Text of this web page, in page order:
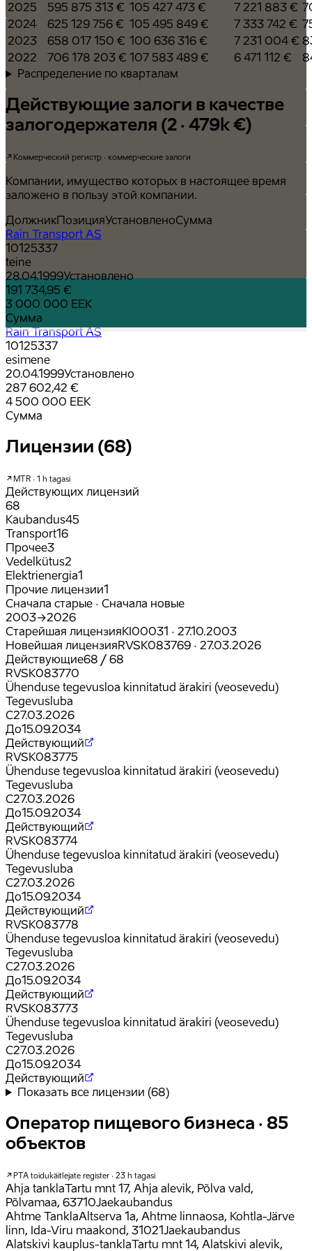
2025
595 875 313 € 105 427 473 € 7 221 883 €
2024
625 129 756 € 105 495 849 € 7 333 742 €
2023
658 017 150 € 100 636 316 € 7 231 004 €
2022
706 178 203 € 107 583 489 € 6 471 112 €
Распределение по кварталам
Действующие залоги в качестве
залогодержателя (2 · 479k €)
Коммерческий регистр · коммерческие залоги
Компании, имущество которых в настоящее время
заложено в пользу этой компании.
ДолжникПозицияУстановленоСумма
Rain Transport AS
10125337
teine
28.04.1999Установлено
191 734,95 €
3 000 000 EEK
Сумма
Rain Transport AS
10125337
esimene
20.04.1999Установлено
287 602,42 €
4 500 000 EEK
Сумма
Лицензии (68)
MTR · 1 h tagasi
Действующих лицензий
68
Kaubandus45
Transport16
Прочее3
Vedelkütus2
Elektrienergia1
Прочие лицензии1
Сначала старые · Сначала новые
2003→2026
Старейшая лицензияKI00031 · 27.10.2003
Новейшая лицензияRVSK083769 · 27.03.2026
Действующие68 / 68
RVSK083770
Ühenduse tegevusloa kinnitatud ärakiri (veosevedu)
Tegevusluba
С27.03.2026
До15.09.2034
Действующий
RVSK083775
Ühenduse tegevusloa kinnitatud ärakiri (veosevedu)
Tegevusluba
С27.03.2026
До15.09.2034
Действующий
RVSK083774
Ühenduse tegevusloa kinnitatud ärakiri (veosevedu)
Tegevusluba
С27.03.2026
До15.09.2034
Действующий
RVSK083778
Ühenduse tegevusloa kinnitatud ärakiri (veosevedu)
Tegevusluba
С27.03.2026
До15.09.2034
Действующий
RVSK083773
Ühenduse tegevusloa kinnitatud ärakiri (veosevedu)
Tegevusluba
С27.03.2026
До15.09.2034
Действующий
Показать все лицензии (68)
Оператор пищевого бизнеса · 85
объектов
PTA toidukäitlejate register · 23 h tagasi
Ahja tanklaTartu mnt 17, Ahja alevik, Põlva vald,
Põlvamaa, 63710Jaekaubandus
Ahtme TanklaAltserva 1a, Ahtme linnaosa, Kohtla-Järve
linn, Ida-Viru maakond, 31021Jaekaubandus
Alatskivi kauplus-tanklaTartu mnt 14, Alatskivi alevik,